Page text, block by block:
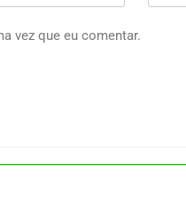
vez que eu comentar.